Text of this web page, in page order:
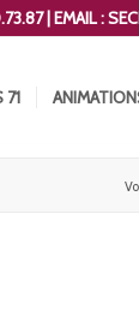
| EMAIL :
71